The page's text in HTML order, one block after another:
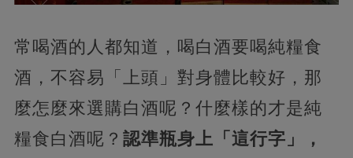
常喝酒的人都知道，喝白酒要喝純糧食
酒，不容易「上頭」對身體比較好，那
麼怎麼來選購白酒呢？什麼樣的才是純
糧食白酒呢？ 認準瓶身上「這行字」，